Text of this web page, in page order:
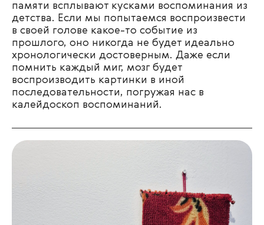
памяти всплывают кусками воспоминания из
детства. Если мы попытаемся воспроизвести
в своей голове какое-то событие из
прошлого, оно никогда не будет идеально
хронологически достоверным. Даже если
помнить каждый миг, мозг будет
воспроизводить картинки в иной
последовательности, погружая нас в
калейдоскоп воспоминаний.